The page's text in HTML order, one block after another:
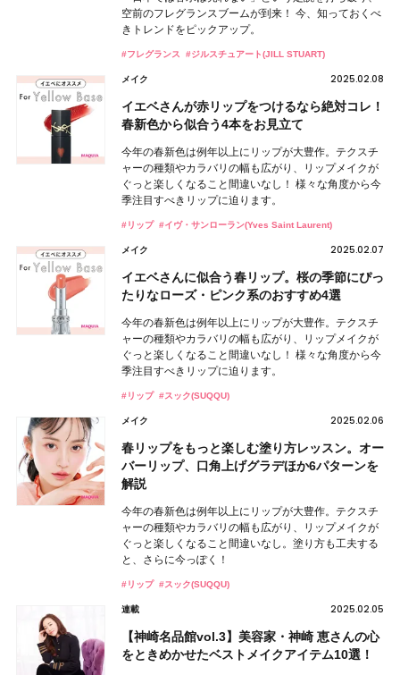
空前のフレグランスブームが到来！ 今、知っておくべ
きトレンドをピックアップ。
#フレグランス #ジルスチュアート(JILL STUART)
メイク 2025.02.08
イエベさんが赤リップをつけるなら絶対コレ！
春新色から似合う4本をお見立て
今年の春新色は例年以上にリップが大豊作。テクスチ
ャーの種類やカラバリの幅も広がり、リップメイクが
ぐっと楽しくなること間違いなし！ 様々な角度から今
季注目すべきリップに迫ります。
#リップ #イヴ・サンローラン(Yves Saint Laurent)
メイク 2025.02.07
イエベさんに似合う春リップ。桜の季節にぴっ
たりなローズ・ピンク系のおすすめ4選
今年の春新色は例年以上にリップが大豊作。テクスチ
ャーの種類やカラバリの幅も広がり、リップメイクが
ぐっと楽しくなること間違いなし！ 様々な角度から今
季注目すべきリップに迫ります。
#リップ #スック(SUQQU)
メイク 2025.02.06
春リップをもっと楽しむ塗り方レッスン。オー
バーリップ、口角上げグラデほか6パターンを
解説
今年の春新色は例年以上にリップが大豊作。テクスチ
ャーの種類やカラバリの幅も広がり、リップメイクが
ぐっと楽しくなること間違いなし。塗り方も工夫する
と、さらに今っぽく！
#リップ #スック(SUQQU)
連載 2025.02.05
【神崎名品館vol.3】美容家・神崎 恵さんの心
をときめかせたベストメイクアイテム10選！